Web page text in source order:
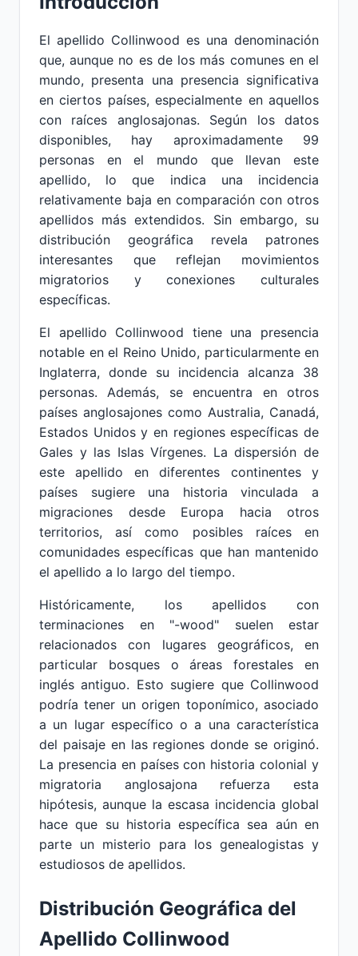
El apellido Collinwood es una denominación
que, aunque no es de los más comunes en el
mundo, presenta una presencia significativa
en ciertos países, especialmente en aquellos
con raíces anglosajonas. Según los datos
disponibles, hay aproximadamente 99
personas en el mundo que llevan este
apellido, lo que indica una incidencia
relativamente baja en comparación con otros
apellidos más extendidos. Sin embargo, su
distribución geográfica revela patrones
interesantes que reflejan movimientos
migratorios y conexiones culturales
específicas.
El apellido Collinwood tiene una presencia
notable en el Reino Unido, particularmente en
Inglaterra, donde su incidencia alcanza 38
personas. Además, se encuentra en otros
países anglosajones como Australia, Canadá,
Estados Unidos y en regiones específicas de
Gales y las Islas Vírgenes. La dispersión de
este apellido en diferentes continentes y
países sugiere una historia vinculada a
migraciones desde Europa hacia otros
territorios, así como posibles raíces en
comunidades específicas que han mantenido
el apellido a lo largo del tiempo.
Históricamente, los apellidos con
terminaciones en "-wood" suelen estar
relacionados con lugares geográficos, en
particular bosques o áreas forestales en
inglés antiguo. Esto sugiere que Collinwood
podría tener un origen toponímico, asociado
a un lugar específico o a una característica
del paisaje en las regiones donde se originó.
La presencia en países con historia colonial y
migratoria anglosajona refuerza esta
hipótesis, aunque la escasa incidencia global
hace que su historia específica sea aún en
parte un misterio para los genealogistas y
estudiosos de apellidos.
Distribución Geográfica del
Apellido Collinwood